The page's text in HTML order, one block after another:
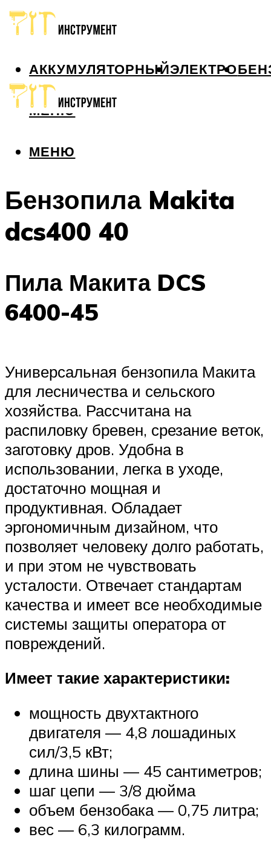
АККУМУЛЯТОРНЫЙЭЛЕКТРО
МЕНЮ
МЕНЮ
Бензопила Makita
dcs400 40
Пила Макита DCS
6400-45
Универсальная бензопила Макита
для лесничества и сельского
хозяйства. Рассчитана на
распиловку бревен, срезание веток,
заготовку дров. Удобна в
использовании, легка в уходе,
достаточно мощная и
продуктивная. Обладает
эргономичным дизайном, что
позволяет человеку долго работать,
и при этом не чувствовать
усталости. Отвечает стандартам
качества и имеет все необходимые
системы защиты оператора от
повреждений.
Имеет такие характеристики:
мощность двухтактного
двигателя — 4,8 лошадиных
сил/3,5 кВт;
длина шины — 45 сантиметров;
шаг цепи — 3/8 дюйма
объем бензобака — 0,75 литра;
вес — 6,3 килограмм.